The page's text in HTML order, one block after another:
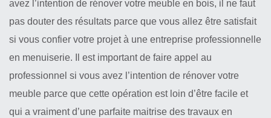
avez l’intention de rénover votre meuble en bois, il ne faut
pas douter des résultats parce que vous allez être satisfait
si vous confier votre projet à une entreprise professionnelle
en menuiserie. Il est important de faire appel au
professionnel si vous avez l’intention de rénover votre
meuble parce que cette opération est loin d’être facile et
qui a vraiment d’une parfaite maitrise des travaux en